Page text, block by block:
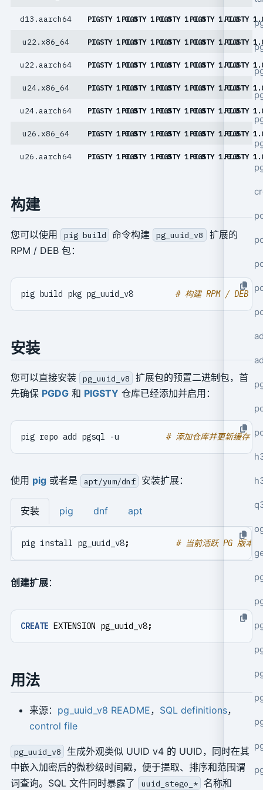
d13.aarch64 PIGSTY 1.0.0PIGSTY 1.0.0PIGSTY 1.0.0PIGSTY 1.0.0PIGSTY
u22.x86_64 PIGSTY 1.0.0PIGSTY 1.0.0PIGSTY 1.0.0PIGSTY 1.0.0PIGSTY
u22.aarch64 PIGSTY 1.0.0PIGSTY 1.0.0PIGSTY 1.0.0PIGSTY 1.0.0PIGSTY
u24.x86_64 PIGSTY 1.0.0PIGSTY 1.0.0PIGSTY 1.0.0PIGSTY 1.0.0PIGSTY
u24.aarch64 PIGSTY 1.0.0PIGSTY 1.0.0PIGSTY 1.0.0PIGSTY 1.0.0PIGSTY
u26.x86_64 PIGSTY 1.0.0PIGSTY 1.0.0PIGSTY 1.0.0PIGSTY 1.0.0PIGSTY
u26.aarch64 PIGSTY 1.0.0PIGSTY 1.0.0PIGSTY 1.0.0PIGSTY 1.0.0PIGSTY
构建
您可以使用 pig build 命令构建 pg_uuid_v8
扩展的
RPM / DEB 包：
pig build pkg pg_uuid_v8 # 构建 RPM / DEB 包
安装
您可以直接安装 pg_uuid_v8
扩展包的预置二进制包，首
先确保 PGDG和 PIGSTY 仓库已经添加并启用：
pig repo add pgsql -u # 添加仓库并更新缓存
使用 pig或者是 apt/yum/dnf 安装扩展：
安装 pig dnf apt
pig install pg_uuid_v8; # 当前活跃 PG 版本
创建扩展：
CREATE EXTENSION pg_uuid_v8;
用法
来源： pg_uuid_v8 README， SQL definitions，
control file
pg_uuid_v8
生成外观类似 UUID v4 的 UUID，同时在其
中嵌入加密后的微秒级时间戳，便于提取、排序和范围谓
词查询。SQL 文件同时暴露了
uuid_stego_* 名称和